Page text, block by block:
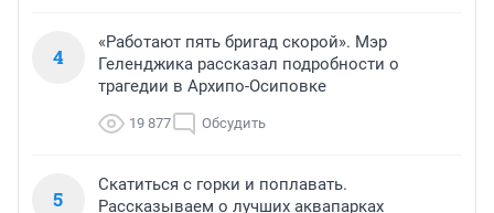
4
«Работают пять бригад скорой». Мэр
Геленджика рассказал подробности о
трагедии в Архипо-Осиповке
19 877 Обсудить
5
Скатиться с горки и поплавать.
Рассказываем о лучших аквапарках